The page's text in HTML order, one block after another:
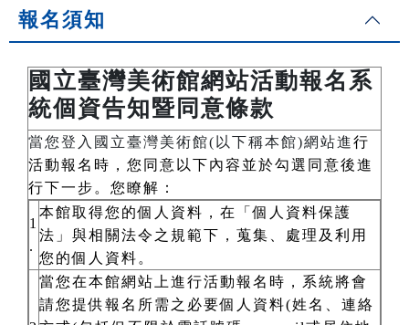
報名須知
國立臺灣美術館網站活動報名系
統個資告知暨同意條款
當您登入國立臺灣美術館(以下稱本館)網站進行
活動報名時，您同意以下內容並於勾選同意後進
行下一步。您瞭解：
1
.
本館取得您的個人資料，在「個人資料保護
法」與相關法令之規範下，蒐集、處理及利用
您的個人資料。
當您在本館網站上進行活動報名時，系統將會
請您提供報名所需之必要個人資料(姓名、連絡